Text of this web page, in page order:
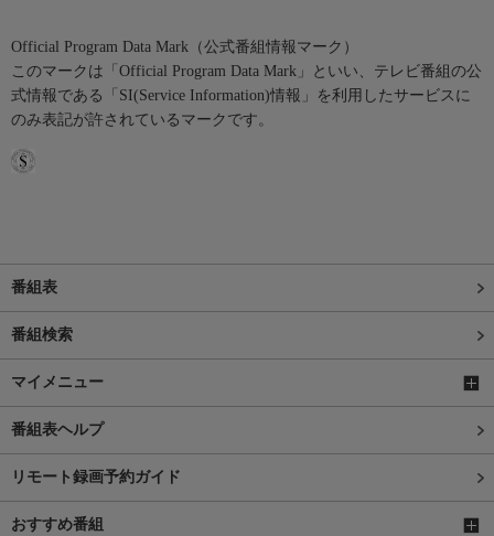
Official Program Data Mark（公式番組情報マーク）
このマークは「Official Program Data Mark」といい、テレビ番組の公
式情報である「SI(Service Information)情報」を利用したサービスに
のみ表記が許されているマークです。
番組表
番組検索
マイメニュー
番組表ヘルプ
リモート録画予約ガイド
おすすめ番組